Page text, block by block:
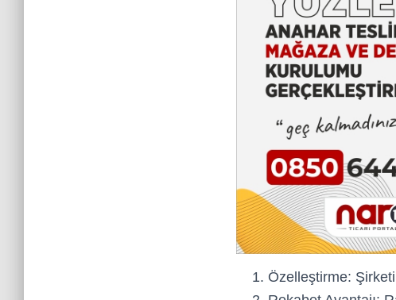
Özelleştirme: